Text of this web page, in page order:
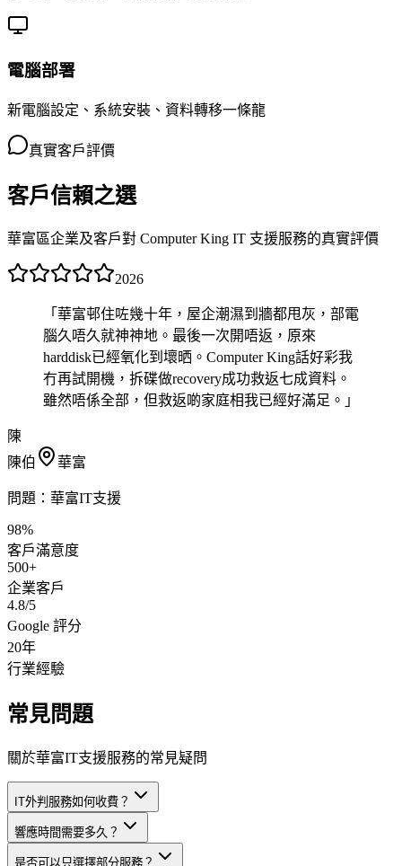
電腦部署
新電腦設定、系統安裝、資料轉移一條龍
真實客戶評價
客戶信賴之選
華富區企業及客戶對 Computer King IT 支援服務的真實評價
2026
「 華富邨住咗幾十年，屋企潮濕到牆都甩灰，部電
腦久唔久就神神地。最後一次開唔返，原來
harddisk已經氧化到壞晒。Computer King話好彩我
冇再試開機，拆碟做recovery成功救返七成資料。
雖然唔係全部，但救返啲家庭相我已經好滿足。 」
陳
陳伯
華富
問題： 華富IT支援
98%
客戶滿意度
500+
企業客戶
4.8/5
Google 評分
20年
行業經驗
常見問題
關於華富IT支援服務的常見疑問
IT外判服務如何收費？
響應時間需要多久？
是否可以只選擇部分服務？